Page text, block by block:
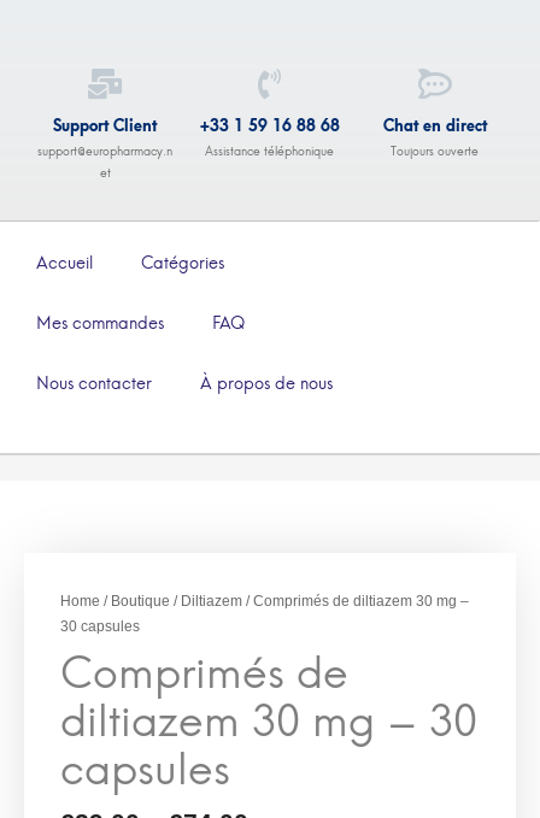
Support Client
support@europharmacy.n
et
+33 1 59 16 88 68
Assistance téléphonique
Chat en direct
Toujours ouverte
Accueil Catégories
Mes commandes FAQ
Nous contacter À propos de nous
Home / Boutique / Diltiazem / Comprimés de diltiazem 30 mg –
30 capsules
diltiazem 30 mg – 30
capsules